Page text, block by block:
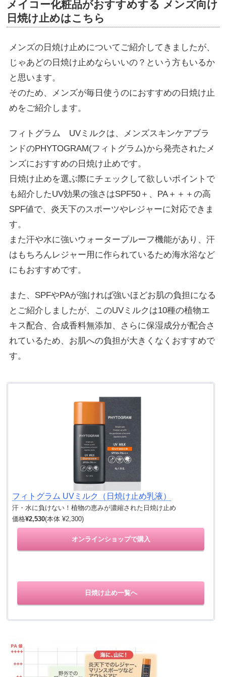
メイコー化粧品がおすすめする メンズ向け
日焼け止めはこちら
メンズの日焼け止めについてご紹介してきましたが、
じゃあどの日焼け止めならいいの？という方もいるか
と思います。
そのため、メンズが毎日使うのにおすすめの日焼け止
めをご紹介します。
フィトグラム UVミルクは、メンズスキンケアブラ
ンドのPHYTOGRAM(フィトグラム)から発売されたメ
ンズにおすすめの日焼け止めです。
日焼け止めを選ぶ際にチェックして欲しいポイントで
も紹介したUV効果の強さはSPF50＋、PA＋＋＋の高
SPF値で、炎天下のスポーツやレジャーに対応できま
す。
また汗や水に強いウォータープルーフ機能があり、汗
はもちろんレジャー用に作られているため海水浴など
にもおすすめです。
また、SPFやPAが強ければ強いほどお肌の負担になる
とご紹介しましたが、このUVミルクは10種の植物エ
キス配合、合成香料無添加、さらに保湿成分が配合さ
れているため、お肌への負担が大きくなくおすすめで
す。
フィトグラム UVミルク（日焼け止め乳液）
汗・水に負けない！植物の恵みが濃縮された日焼け止め
価格¥2,530(本体 ¥2,300)
オンラインショップで購入
日焼け止め一覧へ